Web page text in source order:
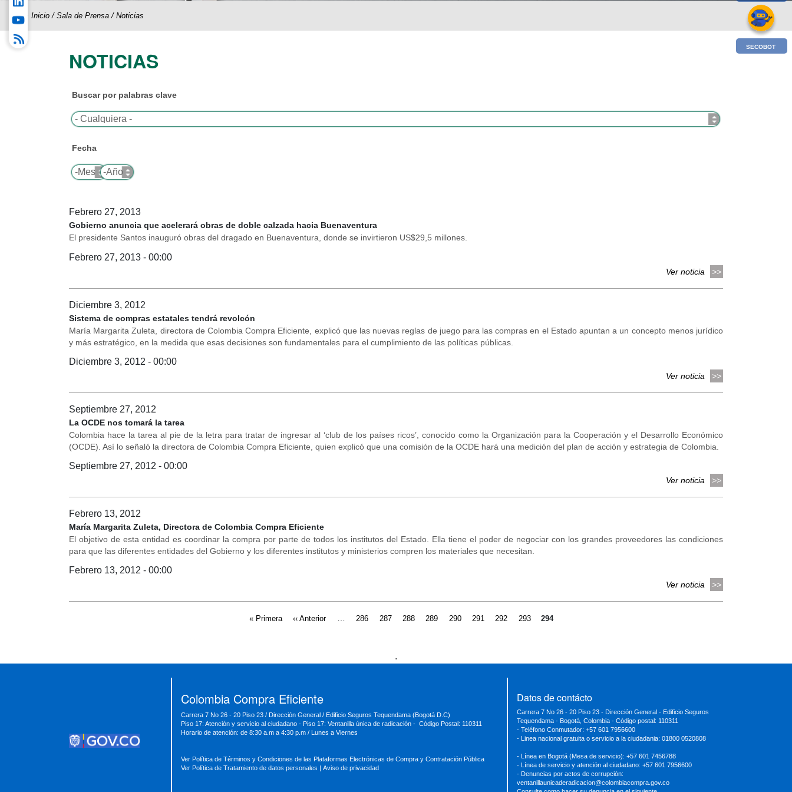
Inicio / Sala de Prensa / Noticias
NOTICIAS
Buscar por palabras clave
Fecha
Mes
Año
Febrero 27, 2013
Gobierno anuncia que acelerará obras de doble calzada hacia Buenaventura
El presidente Santos inauguró obras del dragado en Buenaventura, donde se invirtieron US$29,5 millones.
Febrero 27, 2013 - 00:00
Ver noticia
Diciembre 3, 2012
Sistema de compras estatales tendrá revolcón
María Margarita Zuleta, directora de Colombia Compra Eficiente, explicó que las nuevas reglas de juego para las compras en el Estado apuntan a un concepto menos jurídico
y más estratégico, en la medida que esas decisiones son fundamentales para el cumplimiento de las políticas públicas.
Diciembre 3, 2012 - 00:00
Ver noticia
Septiembre 27, 2012
La OCDE nos tomará la tarea
Colombia hace la tarea al pie de la letra para tratar de ingresar al ‘club de los países ricos’, conocido como la Organización para la Cooperación y el Desarrollo Económico
(OCDE). Así lo señaló la directora de Colombia Compra Eficiente, quien explicó que una comisión de la OCDE hará una medición del plan de acción y estrategia de Colombia.
Septiembre 27, 2012 - 00:00
Ver noticia
Febrero 13, 2012
María Margarita Zuleta, Directora de Colombia Compra Eficiente
El objetivo de esta entidad es coordinar la compra por parte de todos los institutos del Estado. Ella tiene el poder de negociar con los grandes proveedores las condiciones
para que las diferentes entidades del Gobierno y los diferentes institutos y ministerios compren los materiales que necesitan.
Febrero 13, 2012 - 00:00
Ver noticia
« Primera ‹‹ Anterior 286 287 288 289 290 291 292 293 294
SECOBOT
MinCultura
MinAgricultura
MinAmbiente
.
Colombia Compra Eficiente
Carrera 7 No 26 - 20 Piso 23 / Dirección General / Edificio Seguros Tequendama (Bogotá D.C)
Piso 17: Atención y servicio al ciudadano - Piso 17: Ventanilla única de radicación - Código Postal: 110311
Horario de atención: de 8:30 a.m a 4:30 p.m / Lunes a Viernes
Ver Política de Términos y Condiciones de las Plataformas Electrónicas de Compra y Contratación Pública
Ver Política de Tratamiento de datos personales | Aviso de privacidad
Datos de contácto
Carrera 7 No 26 - 20 Piso 23 - Dirección General - Edificio Seguros
Tequendama - Bogotá, Colombia - Código postal: 110311
- Teléfono Conmutador: +57 601 7956600
- Linea nacional gratuita o servicio a la ciudadania: 01800 0520808
- Línea en Bogotá (Mesa de servicio): +57 601 7456788
- Línea de servicio y atención al ciudadano: +57 601 7956600
- Denuncias por actos de corrupción:
ventanillaunicaderadicacion@colombiacompra.gov.co